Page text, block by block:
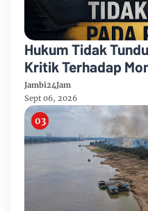
Hukum Tidak
Kritik Terhadap
Media dan Aktivis
Jambi24Jam
Sept 06, 2026